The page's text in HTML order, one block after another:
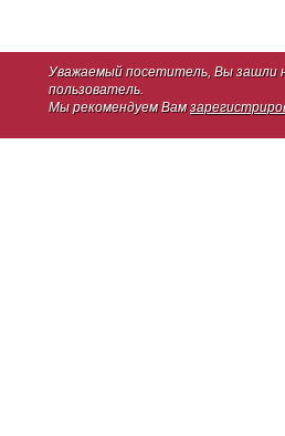
Уважаемый посетитель, Вы зашли
пользователь.
Мы рекомендуем Вам